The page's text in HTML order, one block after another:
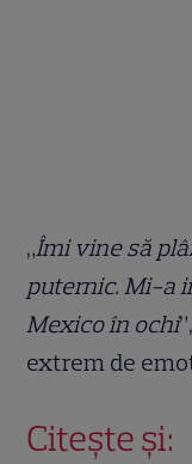
„Îmi vine să
puternic. Mi-a
Mexico în ochi
extrem de
Citește și: